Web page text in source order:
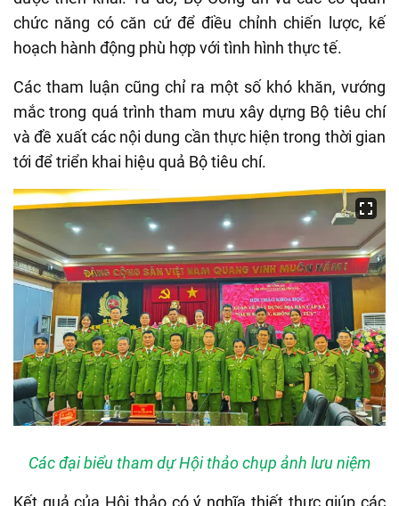
chức năng có căn cứ để điều chỉnh chiến lược, kế
hoạch hành động phù hợp với tình hình thực tế.
Các tham luận cũng chỉ ra một số khó khăn, vướng
mắc trong quá trình tham mưu xây dựng Bộ tiêu chí
và đề xuất các nội dung cần thực hiện trong thời gian
tới để triển khai hiệu quả Bộ tiêu chí.
Các đại biểu tham dự Hội thảo chụp ảnh lưu niệm
Kết quả của Hội thảo có ý nghĩa thiết thực giúp các